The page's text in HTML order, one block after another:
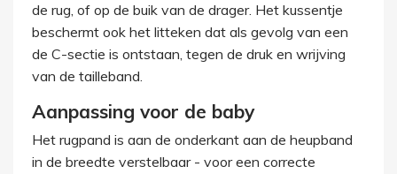
de rug, of op de buik van de drager. Het kussentje
beschermt ook het litteken dat als gevolg van een
de C-sectie is ontstaan, tegen de druk en wrijving
van de tailleband.
Aanpassing voor de baby
Het rugpand is aan de onderkant aan de heupband
in de breedte verstelbaar - voor een correcte